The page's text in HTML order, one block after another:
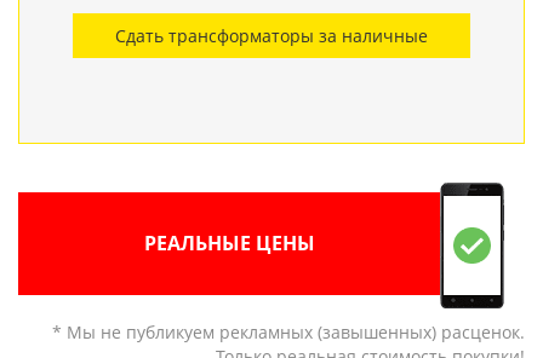
РЕАЛЬНЫЕ ЦЕНЫ
* Мы не публикуем рекламных (завышенных) расценок.